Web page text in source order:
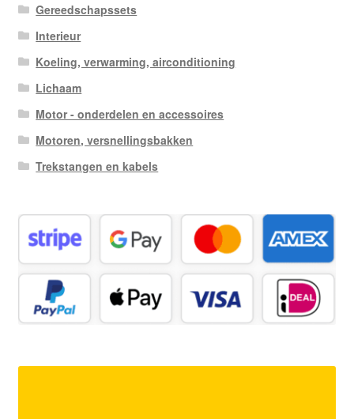
Gereedschapssets
Interieur
Koeling, verwarming, airconditioning
Lichaam
Motor - onderdelen en accessoires
Motoren, versnellingsbakken
Trekstangen en kabels